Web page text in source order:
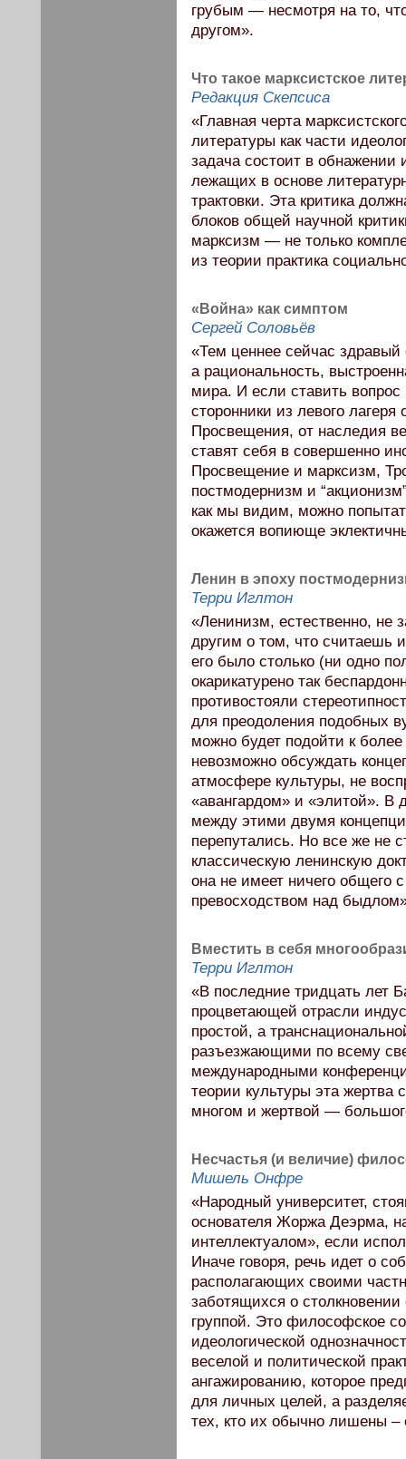
грубым — несмотря на то,
другом».
Что такое марксистское
Редакция Скепсиса
«Главная черта
литературы как части
задача состоит в обнажении
лежащих в основе
трактовки. Эта критика
блоков общей научной
марксизм — не только
из теории практика
«Война» как симптом
Сергей Соловьёв
«Тем ценнее сейчас
а рациональность,
мира. И если ставить
сторонники из левого
Просвещения, от наследия
ставят себя в совершенно
Просвещение и марксизм,
постмодернизм и
как мы видим, можно
окажется вопиюще
Ленин в эпоху
Терри Иглтон
«Ленинизм, естественно, не
другим о том, что считаешь
его было столько (ни одно
окарикатурено так
противостояли
для преодоления подобных
можно будет подойти к
невозможно обсуждать
атмосфере культуры, не
«авангардом» и «элитой». В
между этими двумя
перепутались. Но все же не
классическую ленинскую
она не имеет ничего
превосходством над
Вместить в себя
Терри Иглтон
«В последние тридцать лет
процветающей отрасли
простой, а
разъезжающими по всему
международными
теории культуры эта
многом и жертвой —
Несчастья (и величие)
Мишель Онфре
«Народный университет,
основателя Жоржа Деэрма,
интеллектуалом», если
Иначе говоря, речь идет о
располагающих своими
заботящихся о
группой. Это философское
идеологической
веселой и политической
ангажированию, которое
для личных целей, а
тех, кто их обычно лишены –